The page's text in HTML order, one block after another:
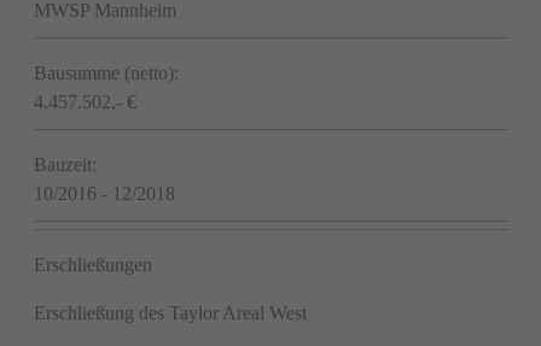
MWSP Mannheim
Bausumme (netto):
4.457.502,- €
Bauzeit:
10/2016 - 12/2018
Erschließungen
Erschließung des Taylor Areal West